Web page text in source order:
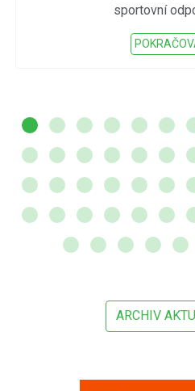
sportovní
ARCHIV